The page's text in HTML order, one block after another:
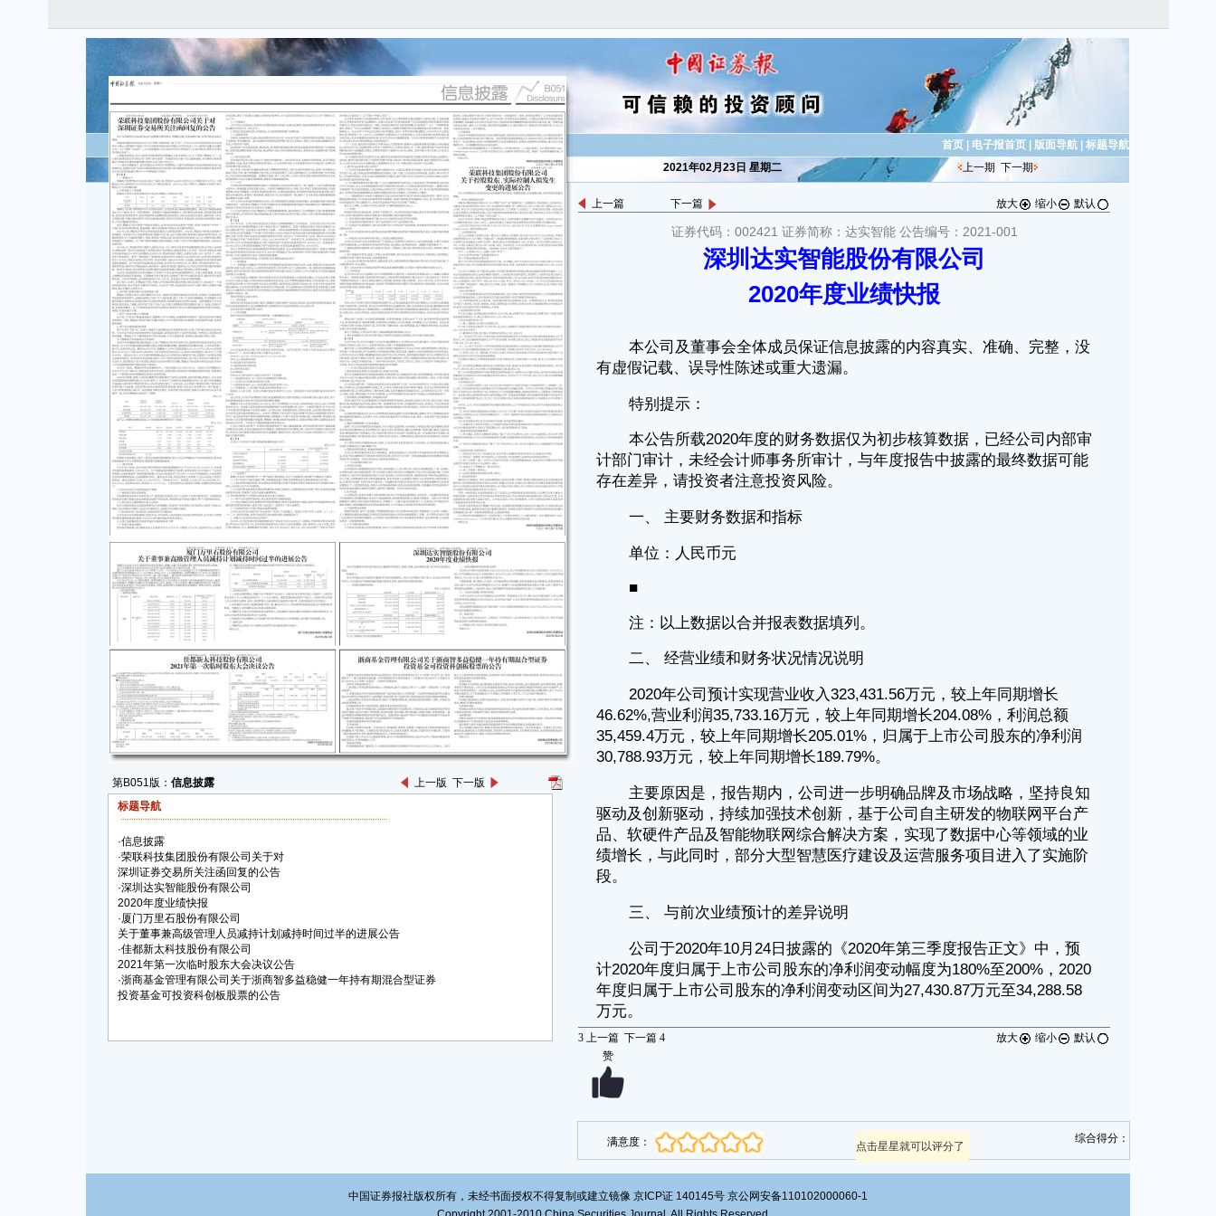
第B051版： 信息披露 上一版 下一版
标题导航
·信息披露
·荣联科技集团股份有限公司关于对
深圳证券交易所关注函回复的公告
·深圳达实智能股份有限公司
2020年度业绩快报
·厦门万里石股份有限公司
关于董事兼高级管理人员减持计划减持时间过半的进展公告
·佳都新太科技股份有限公司
2021年第一次临时股东大会决议公告
·浙商基金管理有限公司关于浙商智多益稳健一年持有期混合型证券
投资基金可投资科创板股票的公告
首页 电子报首页 版面导航
标题导航
2021年02月23日 星期二
上一期 下一期
上一篇 下一篇 放大 缩小 默认
证券代码：002421 证券简称：达实智能 公告编号：2021-001
深圳达实智能股份有限公司
2020年度业绩快报
本公司及董事会全体成员保证信息披露的内容真实、准确、完整，没
有虚假记载、误导性陈述或重大遗漏。
特别提示：
本公告所载2020年度的财务数据仅为初步核算数据，已经公司内部审
计部门审计，未经会计师事务所审计，与年度报告中披露的最终数据可能
存在差异，请投资者注意投资风险。
一、 主要财务数据和指标
单位：人民币元
■
注：以上数据以合并报表数据填列。
二、 经营业绩和财务状况情况说明
2020年公司预计实现营业收入323,431.56万元，较上年同期增长
46.62%,营业利润35,733.16万元，较上年同期增长204.08%，利润总额
35,459.4万元，较上年同期增长205.01%，归属于上市公司股东的净利润
30,788.93万元，较上年同期增长189.79%。
主要原因是，报告期内，公司进一步明确品牌及市场战略，坚持良知
驱动及创新驱动，持续加强技术创新，基于公司自主研发的物联网平台产
品、软硬件产品及智能物联网综合解决方案，实现了数据中心等领域的业
绩增长，与此同时，部分大型智慧医疗建设及运营服务项目进入了实施阶
段。
三、 与前次业绩预计的差异说明
公司于2020年10月24日披露的《2020年第三季度报告正文》中，预
计2020年度归属于上市公司股东的净利润变动幅度为180%至200%，2020
年度归属于上市公司股东的净利润变动区间为27,430.87万元至34,288.58
万元。
本次业绩快报披露的2020年度归属于上市公司股东的净利润为
30,788.93万元，同比上升189.79%，符合前次披露的业绩预计。
四、 备查文件
1. 经公司现任法定代表人、主管会计工作的负责人、会计机构负责人
（会计主管人员）签字并盖章的比较式资产负债表和利润表；
2. 内部审计部门负责人签字的内部审计报告。
3 上一篇 下一篇 4 放大 缩小
默认
赞
满意度： 点击星星就可以评分了
综合得分：
中国证券报社版权所有，未经书面授权不得复制或建立镜像 京ICP证 140145号 京公网安备110102000060-1